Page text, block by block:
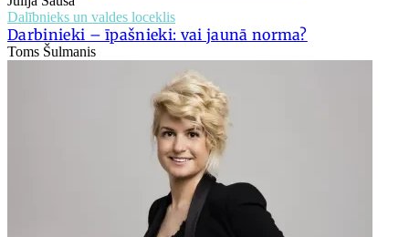
Dalībnieks un valdes loceklis
Darbinieki – īpašnieki: vai jaunā norma?
Toms Šulmanis